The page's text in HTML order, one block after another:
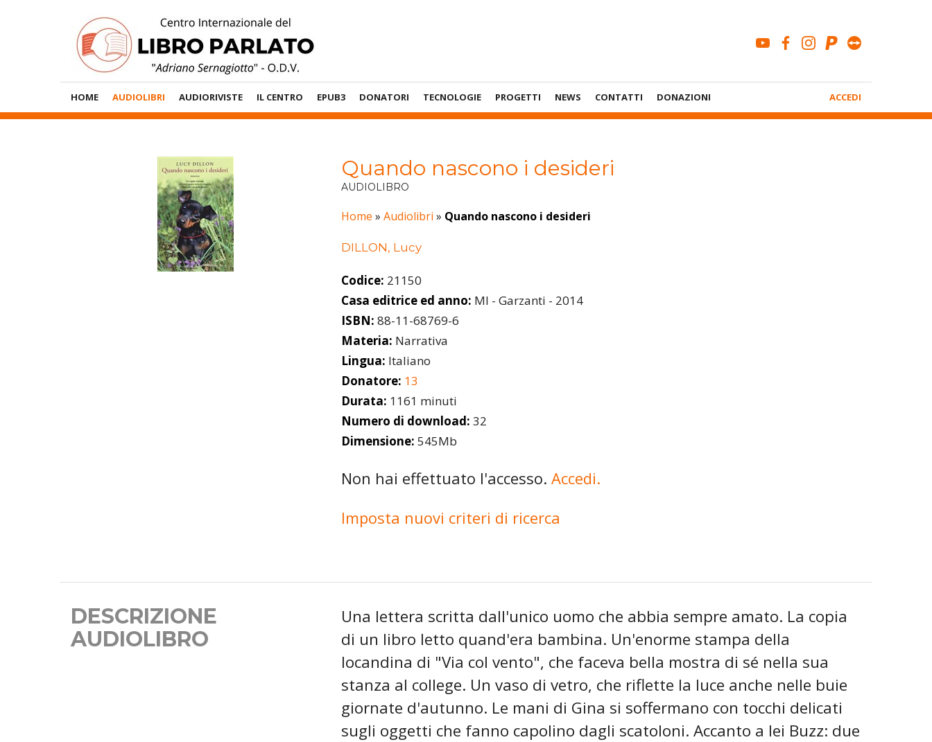
youtubefacebook
instagram
paypal
Menù
Principale
HOME AUDIOLIBRI AUDIORIVISTE IL CENTRO EPUB3 DONATORI TECNOLOGIE PROGETTI NEWS CONTATTI DONAZIONI
Account
ACCEDI
Quando nascono i desideri
AUDIOLIBRO
Home » Audiolibri » Quando nascono i desideri
DILLON, Lucy
Codice: 21150
Casa editrice ed anno: MI - Garzanti - 2014
ISBN: 88-11-68769-6
Materia: Narrativa
Lingua: Italiano
Donatore: 13
Durata: 1161 minuti
Numero di download: 32
Dimensione: 545Mb
Non hai effettuato l'accesso. Accedi.
Imposta nuovi criteri di ricerca
DESCRIZIONE
AUDIOLIBRO
Una lettera scritta dall'unico uomo che abbia sempre amato. La copia
di un libro letto quand'era bambina. Un'enorme stampa della
locandina di "Via col vento", che faceva bella mostra di sé nella sua
stanza al college. Un vaso di vetro, che riflette la luce anche nelle buie
giornate d'autunno. Le mani di Gina si soffermano con tocchi delicati
sugli oggetti che fanno capolino dagli scatoloni. Accanto a lei Buzz: due